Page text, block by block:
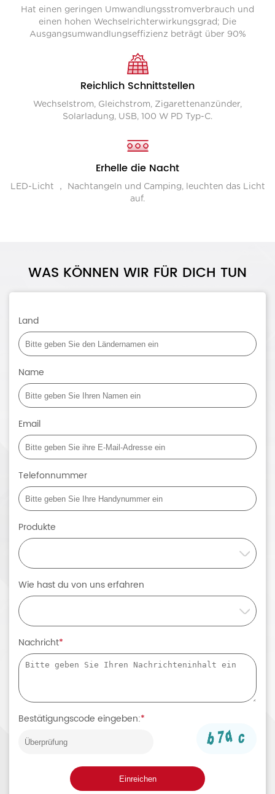
Hat einen geringen Umwandlungsstromverbrauch und
einen hohen Wechselrichterwirkungsgrad; Die
Ausgangsumwandlungseffizienz beträgt über 90%
Reichlich Schnittstellen
Wechselstrom, Gleichstrom, Zigarettenanzünder,
Solarladung, USB, 100 W PD Typ-C.
Erhelle die Nacht
LED-Licht ， Nachtangeln und Camping, leuchten das Licht
auf.
WAS KÖNNEN WIR FÜR DICH TUN
Land
Name
Email
Telefonnummer
Produkte
Wie hast du von uns erfahren
Nachricht*
Bestätigungscode eingeben:*
Einreichen